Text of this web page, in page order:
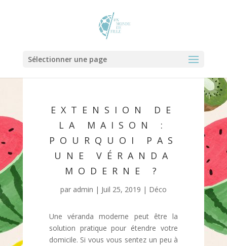
Sélectionner une page
EXTENSION DE
LA MAISON :
POURQUOI PAS
UNE VÉRANDA
MODERNE ?
par admin | Juil 25, 2019 | Déco
Une véranda moderne peut être la
solution pratique pour étendre votre
domicile. Si vous vous sentez un peu à